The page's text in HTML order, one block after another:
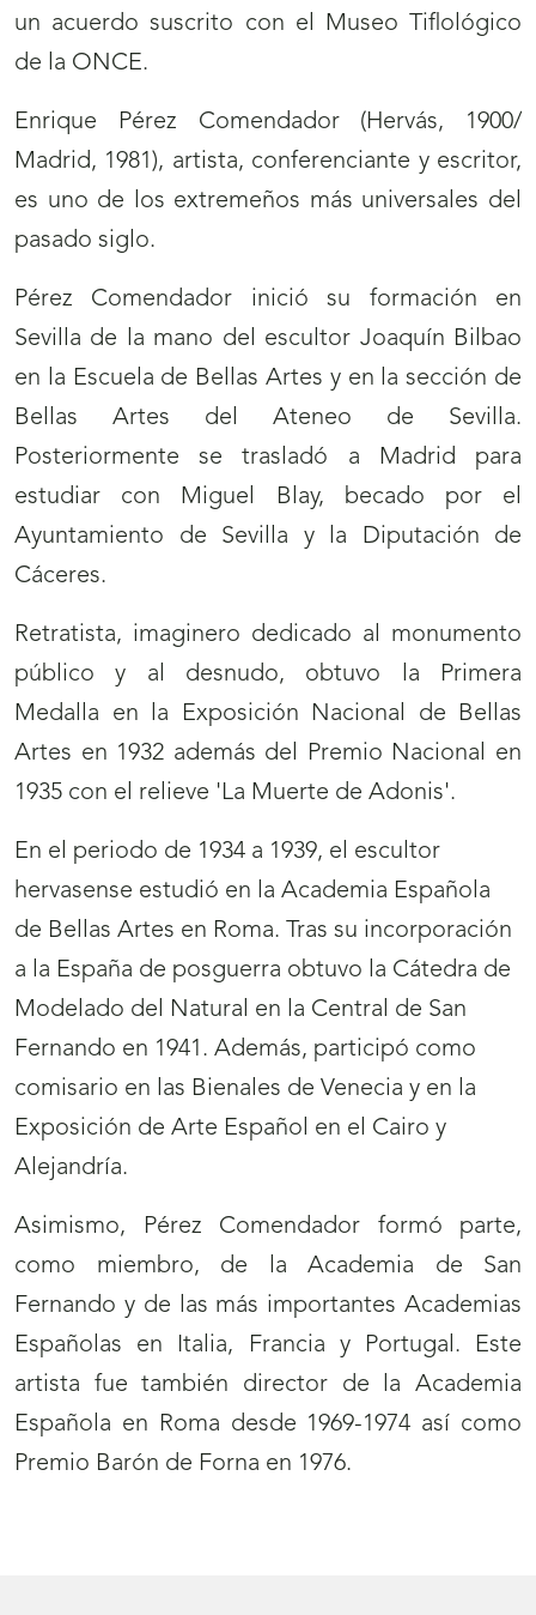
un acuerdo suscrito con el Museo Tiflológico
de la ONCE.
Enrique Pérez Comendador (Hervás, 1900/
Madrid, 1981), artista, conferenciante y escritor,
es uno de los extremeños más universales del
pasado siglo.
Pérez Comendador inició su formación en
Sevilla de la mano del escultor Joaquín Bilbao
en la Escuela de Bellas Artes y en la sección de
Bellas Artes del Ateneo de Sevilla.
Posteriormente se trasladó a Madrid para
estudiar con Miguel Blay, becado por el
Ayuntamiento de Sevilla y la Diputación de
Cáceres.
Retratista, imaginero dedicado al monumento
público y al desnudo, obtuvo la Primera
Medalla en la Exposición Nacional de Bellas
Artes en 1932 además del Premio Nacional en
1935 con el relieve 'La Muerte de Adonis'.
En el periodo de 1934 a 1939, el escultor
hervasense estudió en la Academia Española
de Bellas Artes en Roma. Tras su incorporación
a la España de posguerra obtuvo la Cátedra de
Modelado del Natural en la Central de San
Fernando en 1941. Además, participó como
comisario en las Bienales de Venecia y en la
Exposición de Arte Español en el Cairo y
Alejandría.
Asimismo, Pérez Comendador formó parte,
como miembro, de la Academia de San
Fernando y de las más importantes Academias
Españolas en Italia, Francia y Portugal. Este
artista fue también director de la Academia
Española en Roma desde 1969-1974 así como
Premio Barón de Forna en 1976.